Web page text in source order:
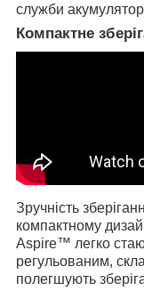
служби
Компактне
Зручність
компактному
Aspire™ легко
регульованим,
полегшують